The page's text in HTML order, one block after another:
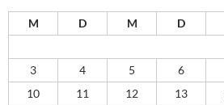
M D M D
3
4 5 6
10
11 12 13